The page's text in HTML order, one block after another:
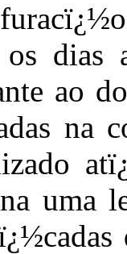
os
ao
na
uma